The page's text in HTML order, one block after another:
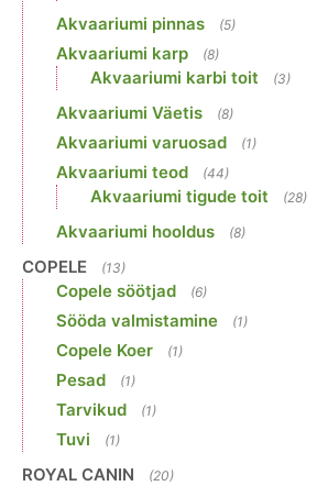
Akvaariumi pinnas (5)
Akvaariumi karp (8)
Akvaariumi karbi toit (3)
Akvaariumi Väetis (8)
Akvaariumi varuosad (1)
Akvaariumi teod (44)
Akvaariumi tigude toit (28)
Akvaariumi hooldus (8)
COPELE (13)
Copele söötjad (6)
Sööda valmistamine (1)
Copele Koer (1)
Pesad (1)
Tarvikud (1)
Tuvi (1)
ROYAL CANIN (20)